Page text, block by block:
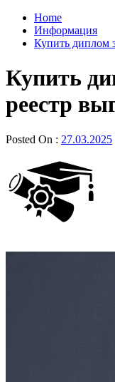
Home
Информация
Купить диплом
Купить
реестр
Posted On : 27.03.2025